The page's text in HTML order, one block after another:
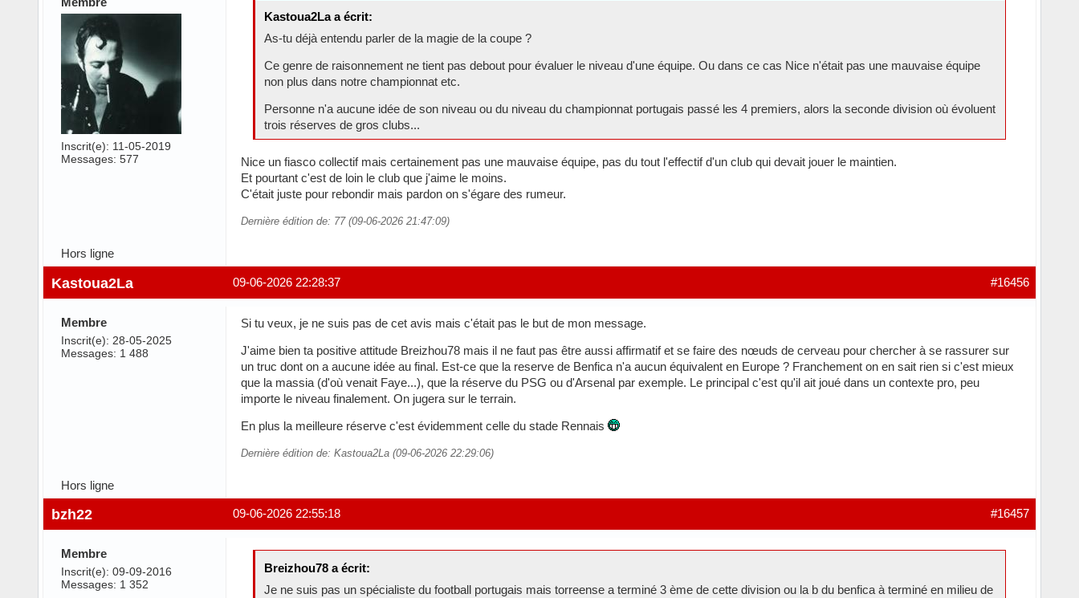
Inscrit(e): 11-05-2019
Messages: 577
Kastoua2La a écrit:
As-tu déjà entendu parler de la magie de la coupe ?
Ce genre de raisonnement ne tient pas debout pour évaluer le niveau d'une équipe. Ou dans ce cas Nice n'était pas une mauvaise équipe
non plus dans notre championnat etc.
Personne n'a aucune idée de son niveau ou du niveau du championnat portugais passé les 4 premiers, alors la seconde division où évoluent
trois réserves de gros clubs...
Nice un fiasco collectif mais certainement pas une mauvaise équipe, pas du tout l'effectif d'un club qui devait jouer le maintien.
Et pourtant c'est de loin le club que j'aime le moins.
C'était juste pour rebondir mais pardon on s'égare des rumeur.
Dernière édition de: 77 (09-06-2026 21:47:09)
Hors ligne
#16456
09-06-2026 22:28:37
Kastoua2La
Membre
Inscrit(e): 28-05-2025
Messages: 1 488
Si tu veux, je ne suis pas de cet avis mais c'était pas le but de mon message.
J'aime bien ta positive attitude Breizhou78 mais il ne faut pas être aussi affirmatif et se faire des nœuds de cerveau pour chercher à se rassurer sur
un truc dont on a aucune idée au final. Est-ce que la reserve de Benfica n'a aucun équivalent en Europe ? Franchement on en sait rien si c'est mieux
que la massia (d'où venait Faye...), que la réserve du PSG ou d'Arsenal par exemple. Le principal c'est qu'il ait joué dans un contexte pro, peu
importe le niveau finalement. On jugera sur le terrain.
En plus la meilleure réserve c'est évidemment celle du stade Rennais
Dernière édition de: Kastoua2La (09-06-2026 22:29:06)
Hors ligne
#16457
09-06-2026 22:55:18
bzh22
Membre
Inscrit(e): 09-09-2016
Messages: 1 352
Breizhou78 a écrit:
Je ne suis pas un spécialiste du football portugais mais torreense a terminé 3 ème de cette division ou la b du benfica à terminé en milieu de